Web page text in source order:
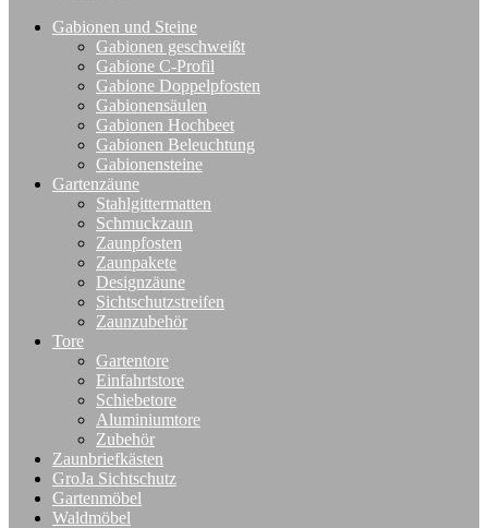
Gabionen und Steine
Gabionen geschweißt
Gabione C-Profil
Gabione Doppelpfosten
Gabionensäulen
Gabionen Hochbeet
Gabionen Beleuchtung
Gabionensteine
Gartenzäune
Stahlgittermatten
Schmuckzaun
Zaunpfosten
Zaunpakete
Designzäune
Sichtschutzstreifen
Zaunzubehör
Tore
Gartentore
Einfahrtstore
Schiebetore
Aluminiumtore
Zubehör
Zaunbriefkästen
GroJa Sichtschutz
Gartenmöbel
Waldmöbel